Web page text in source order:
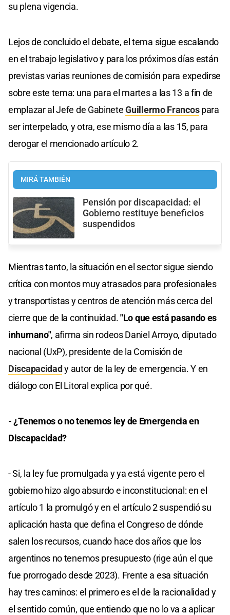
su plena vigencia.
Lejos de concluido el debate, el tema sigue escalando
en el trabajo legislativo y para los próximos días están
previstas varias reuniones de comisión para expedirse
sobre este tema: una para el martes a las 13 a fin de
emplazar al Jefe de GabineteGuillermo Francospara
ser interpelado, y otra, ese mismo día a las 15, para
derogar el mencionado artículo 2.
MIRÁ TAMBIÉN
Pensión por discapacidad: el
Gobierno restituye beneficios
suspendidos
Mientras tanto, la situación en el sector sigue siendo
crítica con montos muy atrasados para profesionales
y transportistas y centros de atención más cerca del
cierre que de la continuidad."Lo que está pasando es
inhumano", afirma sin rodeos Daniel Arroyo, diputado
nacional (UxP), presidente de la Comisión de
Discapacidady autor de la ley de emergencia. Y en
diálogo con El Litoral explica por qué.
- ¿Tenemos o no tenemos ley de Emergencia en
Discapacidad?
- Si, la ley fue promulgada y ya está vigente pero el
gobierno hizo algo absurdo e inconstitucional: en el
artículo 1 la promulgó y en el artículo 2 suspendió su
aplicación hasta que defina el Congreso de dónde
salen los recursos, cuando hace dos años que los
argentinos no tenemos presupuesto (rige aún el que
fue prorrogado desde 2023). Frente a esa situación
hay tres caminos: el primero es el de la racionalidad y
el sentido común, que entiendo que no lo va a aplicar